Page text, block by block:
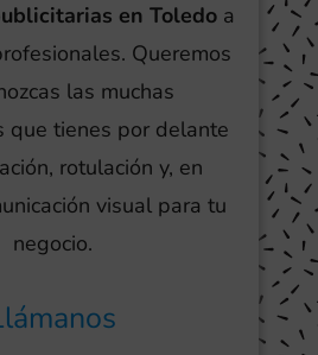
en Toledo a
Queremos
las muchas
que tienes por delante
rotulación y, en
visual para tu
negocio.